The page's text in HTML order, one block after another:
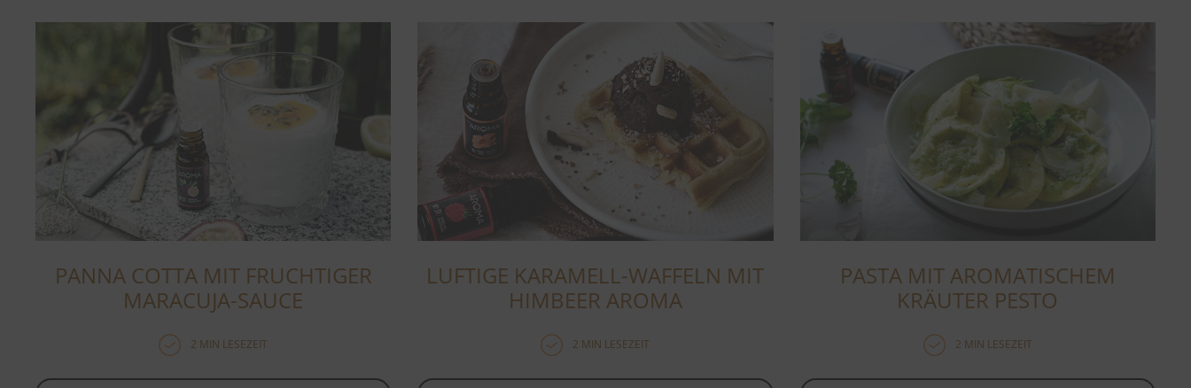
PANNA COTTA MIT FRUCHTIGER
MARACUJA-SAUCE
2 MIN LESEZEIT
LUFTIGE KARAMELL-WAFFELN MIT
HIMBEER AROMA
2 MIN LESEZEIT
PASTA MIT AROMATISCHEM
KRÄUTER PESTO
2 MIN LESEZEIT